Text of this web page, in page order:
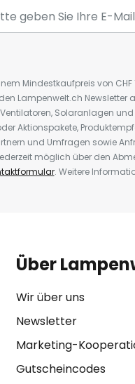
Mindestkaufpreis von CHF
Lampenwelt.ch
Solaranlagen
Aktionspakete,
und Umfragen sowie
möglich über den
. Weitere
Über
Wir über uns
Newsletter
Marketing-
Gutscheincodes